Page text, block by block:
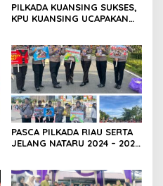
PILKADA KUANSING SUKSES,
KPU KUANSING UCAPAKAN
INSTANSI TERKAIT
PASCA PILKADA RIAU SERTA
JELANG NATARU 2024 – 2025
BERLALU LINTAS